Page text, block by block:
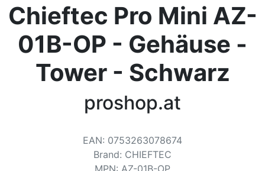
Favoriete bezorgland
Startpagina
Instellingen
Neem contact met ons op
Chieftec Pro Mini AZ-
01B-OP - Gehäuse -
Tower - Schwarz
proshop.at
EAN: 0753263078674
Brand: CHIEFTEC
MPN: AZ-01B-OP